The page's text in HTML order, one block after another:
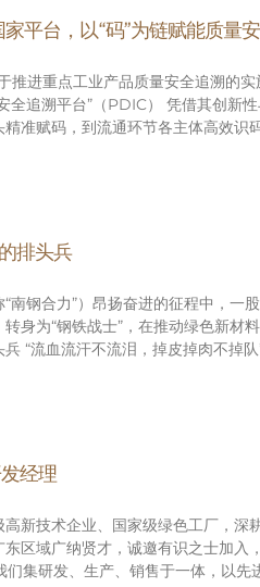
平台，以“码”为链赋能质量
进重点工业产品质量安全追溯的
全追溯平台”（PDIC） 凭借其创新
准赋码，到流通环节各主体高效
排头兵
南钢合力”）昂扬奋进的征程中，
身为“钢铁战士”，在推动绿色新材
“流血流汗不流泪，掉皮掉肉不
经理
新技术企业、国家级绿色工厂，
区域广纳贤才，诚邀有识之士加
集研发、生产、销售于一体，以